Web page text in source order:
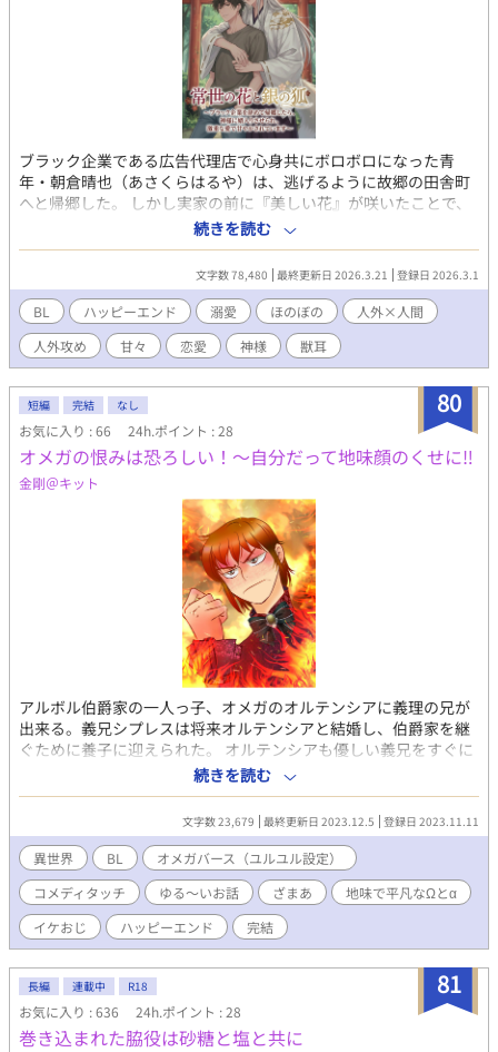
ブラック企業である広告代理店で心身共にボロボロになった青
年・朝倉晴也（あさくらはるや）は、逃げるように故郷の田舎町
へと帰郷した。 しかし実家の前に『美しい花』が咲いたことで、
里の習わしにより、「婿入り」という名のもとに地元の神社の神
主となることになった。 形式だけだと思っていた婚姻の儀を終え
眠りについた晴也の元に現れたのは、銀髪に狐耳、琥珀色の瞳を
持つ超絶美形の神様・深月（みづき）だった。 「ずっと待ってい
たぞ、我が愛しき伴侶」 なんと彼は、晴也が成長して戻ってくる
のを待ちわびていた超・執着系の神様で……！？ 「毎晩は無理だ
って！」「お前が愛らしすぎるのがいけないのだ」 逃げた先で見
つけたのは、重すぎるほどの愛と、蕩けるような快感、そして金
木犀の香りに包まれた甘い日常。 これは、全てを失いかけていた
青年が、過保護な神様に溺愛され、本当の居場所を見つけるまで
の優しい物語。 ひたすら2人が甘く過ごしている様子の見られる
ほのぼのな作品になります。 ※イラスト・本文ともにAIを使用し
ています。
続きを読む
文字数 78,480 最終更新日 2026.3.21 登録日 2026.3.1
BL ハッピーエンド 溺愛 ほのぼの
人外×人間
人外攻め
甘々 恋愛 神様 獣耳
80
短編 完結 なし
お気に入り : 66 24h.ポイント : 28
オメガの恨みは恐ろしい！～自分だって地味顔のくせに‼
金剛＠キット
アルボル伯爵家の一人っ子、オメガのオルテンシアに義理の兄が
出来る。義兄シプレスは将来オルテンシアと結婚し、伯爵家を継
ぐために養子に迎えられた。 オルテンシアも優しい義兄をすぐに
好きになるが… 田舎の領地で流行病にかかり、伯爵夫妻が亡く
なり、看病をしていたオルテンシアも病に倒れる。 義兄シプレス
はアルボル伯爵となり、心も身体も傷つき田舎で療養するオルテ
ンシアに会いに来るが… シプレスは浮気相手を妊娠させ、邪魔
になったオルテンシアを、一方的に婚約破棄して伯爵家を追い出
した。 怒ったオルテンシアは…… 😏お話に都合の良い、ゆるゆる
設定のオメガバースです。どうかご容赦を！
続きを読む
文字数 23,679 最終更新日 2023.12.5 登録日 2023.11.11
異世界 BL
オメガバース（ユルユル設定）
コメディタッチ
ゆる～いお話 ざまあ
地味で平凡なΩとα
イケおじ
ハッピーエンド 完結
81
長編 連載中 R18
お気に入り : 636 24h.ポイント : 28
巻き込まれた脇役は砂糖と塩と共に